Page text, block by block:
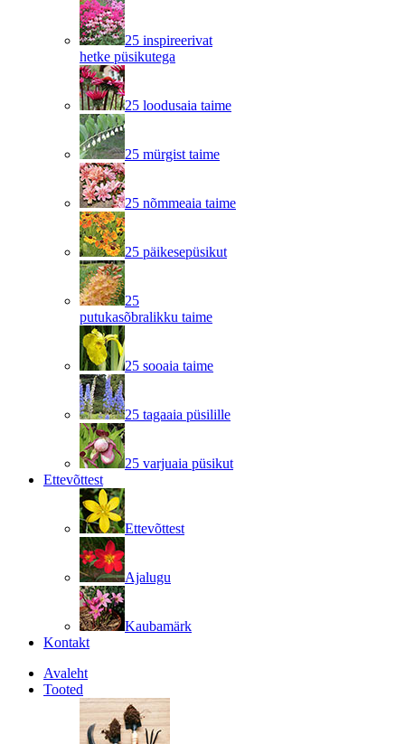
25 inspireerivat
hetke püsikutega
25 loodusaia taime
25 mürgist taime
25 nõmmeaia taime
25 päikesepüsikut
25
putukasõbralikku taime
25 sooaia taime
25 tagaaia püsilille
25 varjuaia püsikut
Ettevõttest
Ettevõttest
Ajalugu
Kaubamärk
Kontakt
Avaleht
Tooted